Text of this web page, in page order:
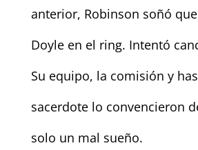
anterior, Robinson soñó
Doyle en el ring. Intentó
Su equipo, la comisión y
sacerdote lo convencieron
solo un mal sueño.